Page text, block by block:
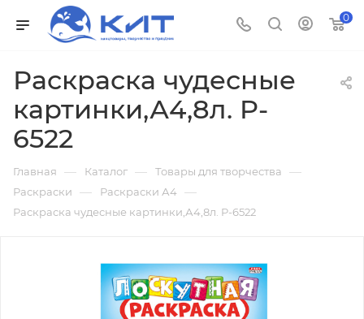
0
Раскраска чудесные
картинки,А4,8л. P-
6522
Главная — Каталог — Товары для творчества —
Раскраски — Раскраски А4 —
Раскраска чудесные картинки,А4,8л. P-6522